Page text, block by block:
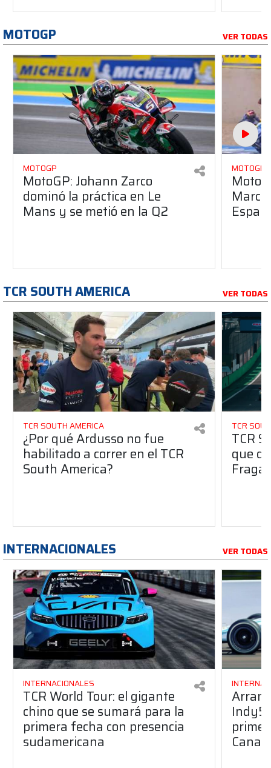
MOTOGP VER TODAS
MOTOGP
MotoGP: Johann Zarco
dominó la práctica en Le
Mans y se metió en la Q2
MOTOGP
Marc
TCR SOUTH AMERICA VER TODAS
TCR SOUTH AMERICA
¿Por qué Ardusso no fue
habilitado a correr en el TCR
South America?
TCR
TCR
que
Fraga
INTERNACIONALES VER TODAS
INTERNACIONALES
TCR World Tour: el gigante
chino que se sumará para la
primera fecha con presencia
sudamericana